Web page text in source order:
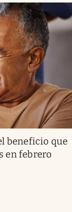
beneficio que
en febrero